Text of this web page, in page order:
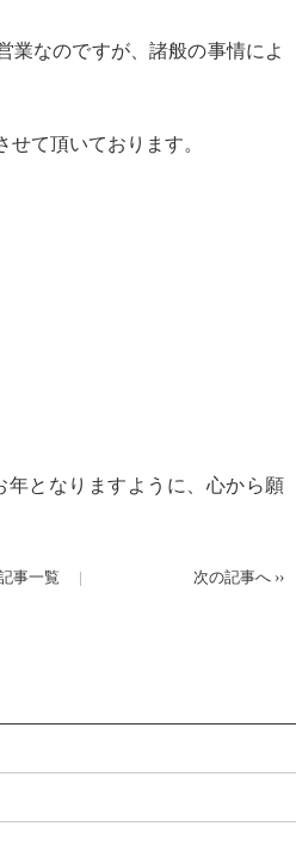
業なのですが、諸般の事情によ
せて頂いております。
年となりますように、心から願
次の記事へ ››
事一覧